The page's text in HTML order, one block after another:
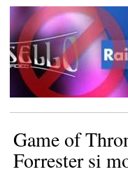
Game of
Forrester si